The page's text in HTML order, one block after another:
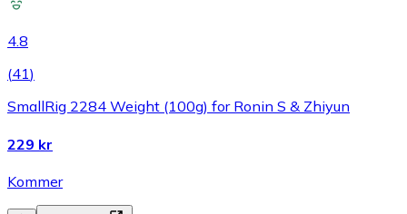
4.8
(41)
SmallRig 2284 Weight (100g) for Ronin S & Zhiyun
229 kr
Kommer